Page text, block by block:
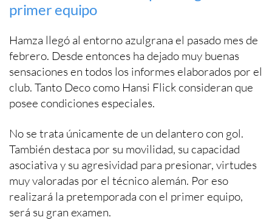
primer equipo
Hamza llegó al entorno azulgrana el pasado mes de
febrero. Desde entonces ha dejado muy buenas
sensaciones en todos los informes elaborados por el
club. Tanto Deco como Hansi Flick consideran que
posee condiciones especiales.
No se trata únicamente de un delantero con gol.
También destaca por su movilidad, su capacidad
asociativa y su agresividad para presionar, virtudes
muy valoradas por el técnico alemán. Por eso
realizará la pretemporada con el primer equipo,
será su gran examen.